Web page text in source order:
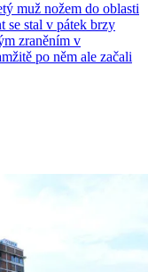
muž nožem do oblasti
se stal v pátek brzy
zraněním v
po něm ale začali